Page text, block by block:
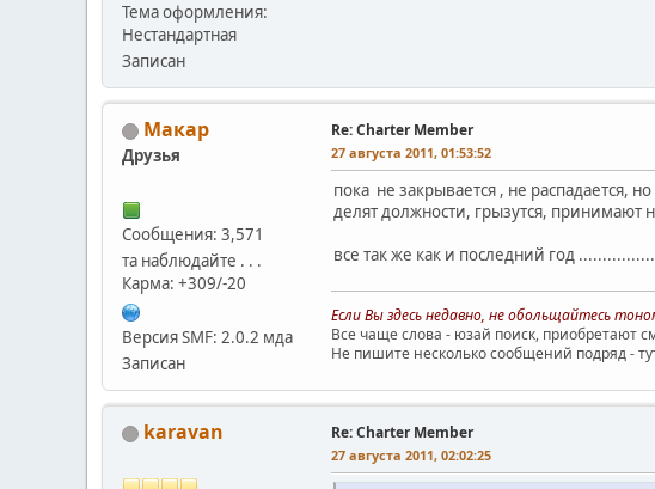
Тема оформления:
Нестандартная
Записан
Макар
Друзья
Сообщения: 3,571
та наблюдайте . . .
Карма: +309/-20
Версия SMF: 2.0.2 мда
Записан
Re: Charter Member
27 августа 2011, 01:53:52
пока не закрывается , не распадается,
делят должности, грызутся, принимают
все так же как и последний год
Если Вы здесь недавно, не обольщайтесь
Все чаще слова - юзай поиск, приобретают
Не пишите несколько сообщений подряд -
karavan Re: Charter Member
27 августа 2011, 02:02:25